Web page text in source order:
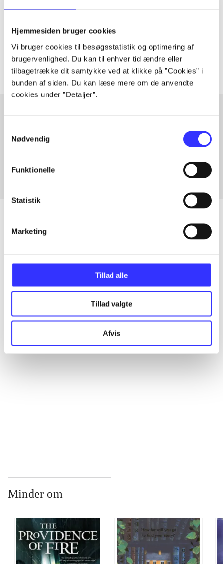
Hjemmesiden bruger cookies
Vi bruger cookies til besøgsstatistik og optimering af
brugervenlighed. Du kan til enhver tid ændre eller
tilbagetrække dit samtykke ved at klikke på ”Cookies” i
bunden af siden. Du kan læse mere om de anvendte
cookies under ”Detaljer”.
Nødvendig
Funktionelle
Statistik
Marketing
Tillad alle
Tillad valgte
Afvis
Tidsskrift
Artiklerne i handler ofte om
Artikler med samme emner
Alle registrerede artikler fordelt på udgivelser
...
...
...
Minder om